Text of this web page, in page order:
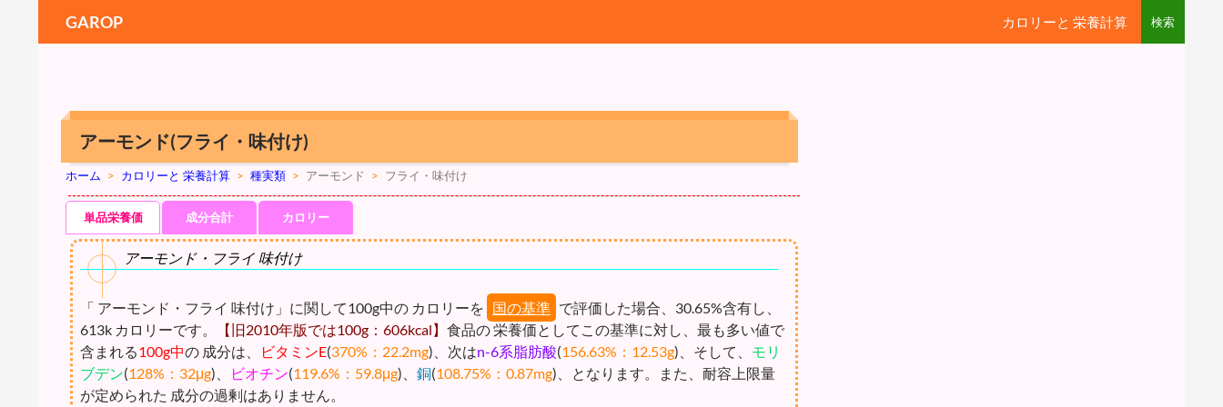
GAROP カロリーと 栄養計算
アーモンド(フライ・味付け)
ホーム > カロリーと 栄養計算 > 種実類 > アーモンド > フライ・味付け
単品栄養価 成分合計 カロリー
アーモンド・フライ 味付け
「 アーモンド・フライ 味付け」に関して100g中の カロリーを 国の基準 で評価した場合、30.65%含有し、
613k カロリーです。
【旧2010年版では100g：606kcal】 食品の 栄養価としてこの基準に対し、最も多い値で
含まれる100g中の 成分は、 ビタミンE(370%：22.2mg)、次はn-6系脂肪酸(156.63%：12.53g)、そして、 モリ
ブデン(128%：32μg)、 ビオチン(119.6%：59.8μg)、 銅(108.75%：0.87mg)、となります。また、耐容上限量
が定められた 成分の過剰はありません。